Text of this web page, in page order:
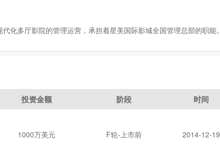
化多厅影院的管理运营，承担着星美国际影城全国管理总部的职能。
投资金额 阶段 时间
1000万美元 F轮-上市前 2014-12-19